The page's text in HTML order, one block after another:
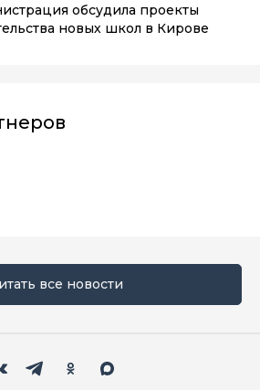
обсудила проекты
новых школ в Кирове
все новости